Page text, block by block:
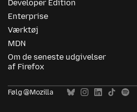
Developer Edition
Enterprise
Værktøj
MDN
Om de seneste udgivelser
af Firefox
Følg @Mozilla